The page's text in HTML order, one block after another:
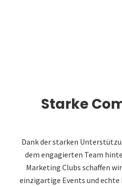
Starke
Dank der starken
dem engagierten Team
Marketing Clubs schaffen
einzigartige Events und